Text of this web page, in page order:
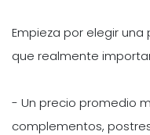
Empieza por elegir
que realmente
- Un precio promedio
complementos,